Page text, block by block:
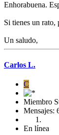
Enhorabuena.
Si tienes un rato,
Un saludo,
Carlos L.
C
Miembro
Mensajes:
En línea